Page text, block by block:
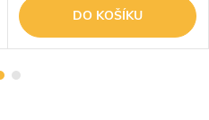
DO KOŠÍKU